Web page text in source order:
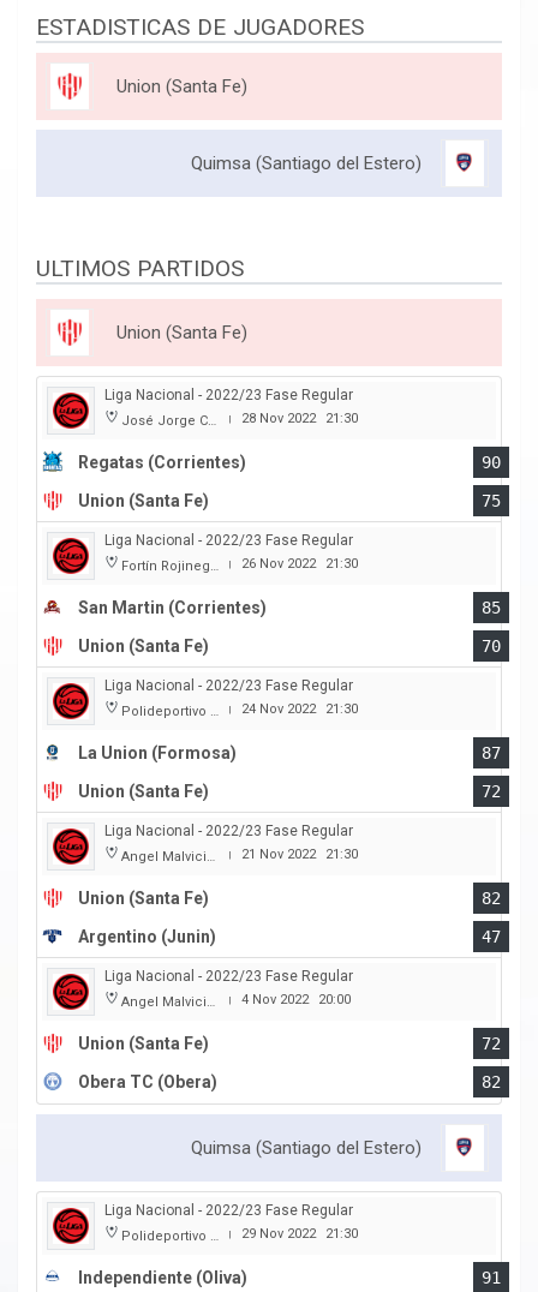
ESTADISTICAS DE JUGADORES
Union (Santa Fe)
Quimsa (Santiago del Estero)
ULTIMOS PARTIDOS
Union (Santa Fe)
Liga Nacional - 2022/23 Fase Regular
José Jorge Contte | 28 Nov 2022 21:30
Regatas (Corrientes)
90
Union (Santa Fe)
75
Liga Nacional - 2022/23 Fase Regular
Fortín Rojinegro | 26 Nov 2022 21:30
San Martin (Corrientes)
85
Union (Santa Fe)
70
Liga Nacional - 2022/23 Fase Regular
Polideportivo Cincuentenario | 24 Nov 2022 21:30
La Union (Formosa)
87
Union (Santa Fe)
72
Liga Nacional - 2022/23 Fase Regular
Angel Malvicino | 21 Nov 2022 21:30
Union (Santa Fe)
82
Argentino (Junin)
47
Liga Nacional - 2022/23 Fase Regular
Angel Malvicino | 4 Nov 2022 20:00
Union (Santa Fe)
72
Obera TC (Obera)
82
Quimsa (Santiago del Estero)
Liga Nacional - 2022/23 Fase Regular
Polideportivo Independiente | 29 Nov 2022 21:30
Independiente (Oliva) 91